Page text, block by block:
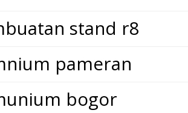
stand r8
pameran
bogor